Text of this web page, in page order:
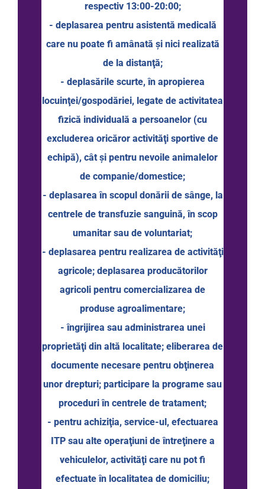
respectiv 13:00-20:00;
- deplasarea pentru asistentă medicală
care nu poate fi amânată şi nici realizată
de la distanţă;
- deplasările scurte, în apropierea
locuinţei/gospodăriei, legate de activitatea
fizică individuală a persoanelor (cu
excluderea oricăror activităţi sportive de
echipă), cât şi pentru nevoile animalelor
de companie/domestice;
- deplasarea în scopul donării de sânge, la
centrele de transfuzie sanguină, în scop
umanitar sau de voluntariat;
- deplasarea pentru realizarea de activităţi
agricole; deplasarea producătorilor
agricoli pentru comercializarea de
produse agroalimentare;
- îngrijirea sau administrarea unei
proprietăţi din altă localitate; eliberarea de
documente necesare pentru obţinerea
unor drepturi; participare la programe sau
proceduri în centrele de tratament;
- pentru achiziţia, service-ul, efectuarea
ITP sau alte operaţiuni de întreţinere a
vehiculelor, activităţi care nu pot fi
efectuate în localitatea de domiciliu;